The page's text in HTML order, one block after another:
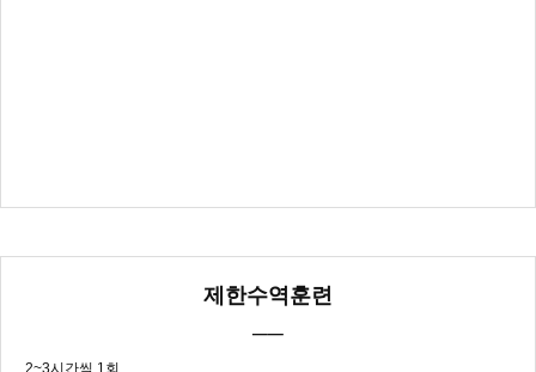
제한수역훈련
──
2~3시간씩 1회